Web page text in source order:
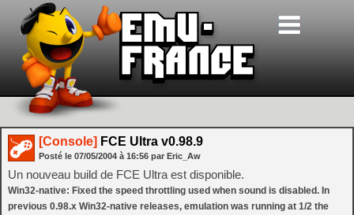
[Console] FCE Ultra v0.98.9
Posté le 07/05/2004 à 16:56 par Eric_Aw
Un nouveau build de FCE Ultra est disponible.
Win32-native: Fixed the speed throttling used when sound is disabled. In
previous 0.98.x Win32-native releases, emulation was running at 1/2 the